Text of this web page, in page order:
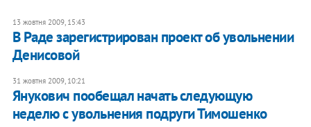
13 жовтня 2009, 15:43
В Раде зарегистрирован проект об увольнении
Денисовой
31 жовтня 2009, 10:21
Янукович пообещал начать следующую
неделю с увольнения подруги Тимошенко